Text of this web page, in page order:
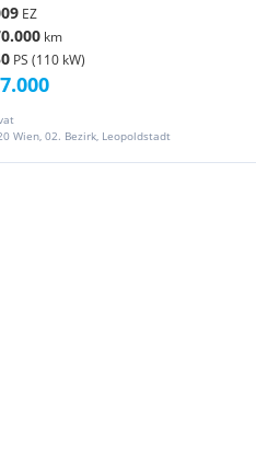
EZ
km
PS (110 kW)
Wien, 02. Bezirk, Leopoldstadt